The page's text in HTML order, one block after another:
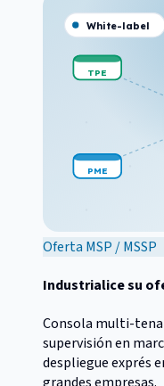
TPE
PME
White-label
Oferta MSP / MSSP
Industrialice su
Consola multi-
supervisión en
despliegue exprés